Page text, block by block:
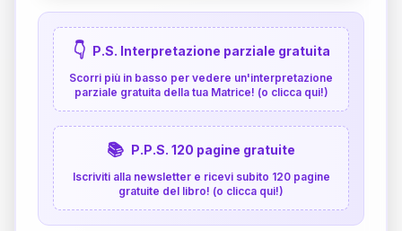
👇 P.S. Interpretazione parziale gratuita
Scorri più in basso per vedere un'interpretazione
parziale gratuita della tua Matrice! (o clicca qui!)
📚 P.P.S. 120 pagine gratuite
Iscriviti alla newsletter e ricevi subito 120 pagine
gratuite del libro! (o clicca qui!)